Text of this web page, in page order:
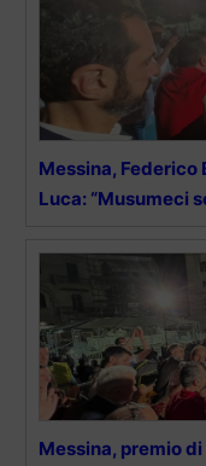
Messina, Federico
Luca: “Musumeci
Messina, premio